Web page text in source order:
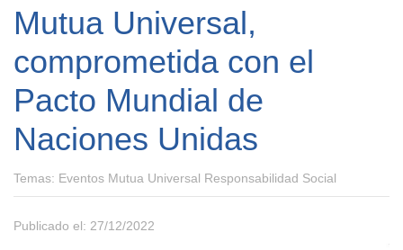
Mutua Universal,
comprometida con el
Pacto Mundial de
Naciones Unidas
Temas: Eventos Mutua Universal Responsabilidad Social
Publicado el: 27/12/2022